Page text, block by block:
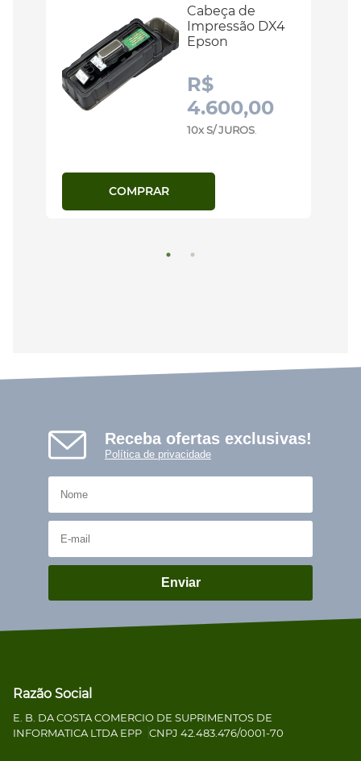
Cabeça de
Impressão DX4
Epson
R$
4.600,00
10x S/ JUROS.
COMPRAR
Receba ofertas exclusivas!
Política de privacidade
Enviar
Razão Social
E. B. DA COSTA COMERCIO DE SUPRIMENTOS DE
INFORMATICA LTDA EPP CNPJ 42.483.476/0001-70